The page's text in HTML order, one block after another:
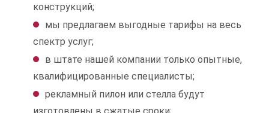
конструкций;
мы предлагаем выгодные тарифы на весь
спектр услуг;
в штате нашей компании только опытные,
квалифицированные специалисты;
рекламный пилон или стелла будут